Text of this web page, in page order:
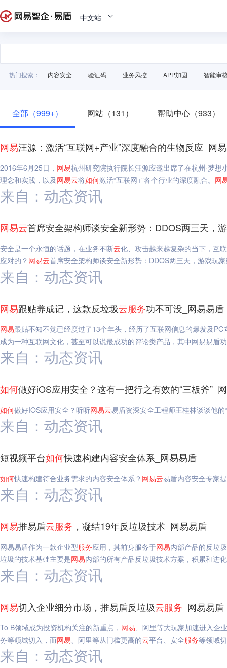
中文站
热门搜索： 内容安全 验证码 业务风控 APP加固 智能审
全部（999+） 网站（131） 帮助中心（933）
网易汪源：激活“互联网+产业”深度融合的生物反应_网
2016年6月25日， 网易杭州研究院执行院长汪源应邀出席了在杭州·梦想
理念和实践，以及网易云将如何激活“互联网+”各个行业的深度融合。 网
来自：动态资讯
网易云首席安全架构师谈安全新形势：DDOS两三天，
安全是一个永恒的话题，在业务不断云化、攻击越来越复杂的当下，互
应对的？ 网易云首席安全架构师谈安全新形势：DDOS两三天，游戏玩
来自：动态资讯
网易跟贴养成记，这款反垃圾云服务功不可没_网易易盾
网易跟贴不知不觉已经度过了13个年头，经历了互联网信息的爆发及
成为一种互联网文化，甚至可以说最成功的评论类产品，其中网易易盾
来自：动态资讯
如何做好iOS应用安全？这有一把行之有效的“三板斧”_
如何做好IOS应用安全？听听网易云易盾资深安全工程师王桂林谈谈他的
来自：动态资讯
短视频平台如何快速构建内容安全体系_网易易盾
如何快速构建符合业务需求的内容安全体系？ 网易云易盾内容安全专家
来自：动态资讯
网易推易盾云服务 ，凝结19年反垃圾技术_网易易盾
网易易盾作为一款企业型服务应用，其前身服务于网易内部产品的反垃
垃圾的技术基础主要是网易内部的所有产品反垃圾技术方案，积累和进
来自：动态资讯
网易切入企业细分市场，推易盾反垃圾云服务 _网易易盾
To B领域成为投资机构关注的新重点， 网易、阿里等大玩家加速进入企业
务等领域切入，而网易、阿里等从门槛更高的云平台、安全服务等领域
来自：动态资讯